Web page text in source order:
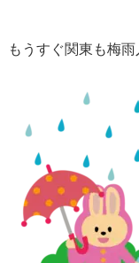
もうすぐ関東も梅雨